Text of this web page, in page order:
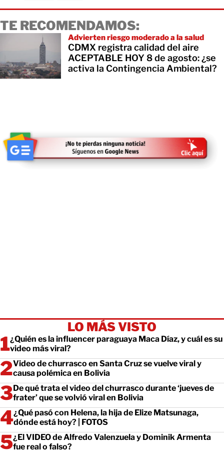
TE RECOMENDAMOS:
Advierten riesgo moderado a la salud
CDMX registra calidad del aire
ACEPTABLE HOY 8 de agosto: ¿se
activa la Contingencia Ambiental?
LO MÁS VISTO
¿Quién es la influencer paraguaya Maca Díaz, y cuál es su
video más viral?
Video de churrasco en Santa Cruz se vuelve viral y
causa polémica en Bolivia
De qué trata el video del churrasco durante ‘jueves de
frater’ que se volvió viral en Bolivia
¿Qué pasó con Helena, la hija de Elize Matsunaga,
dónde está hoy? | FOTOS
¿El VIDEO de Alfredo Valenzuela y Dominik Armenta
fue real o falso?